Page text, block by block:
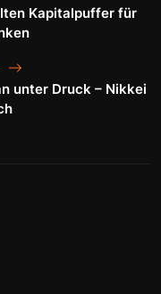
Kapitalpuffer für
unter Druck – Nikkei